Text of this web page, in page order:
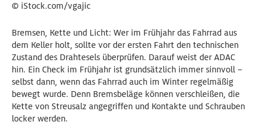
© iStock.com/vgajic
Bremsen, Kette und Licht: Wer im Frühjahr das Fahrrad aus
dem Keller holt, sollte vor der ersten Fahrt den technischen
Zustand des Drahtesels überprüfen. Darauf weist der ADAC
hin. Ein Check im Frühjahr ist grundsätzlich immer sinnvoll –
selbst dann, wenn das Fahrrad auch im Winter regelmäßig
bewegt wurde. Denn Bremsbeläge können verschleißen, die
Kette von Streusalz angegriffen und Kontakte und Schrauben
locker werden.